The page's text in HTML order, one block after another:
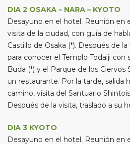
DIA 2 OSAKA – NARA – KYOTO
Desayuno en el hotel. Reunión en
visita de la ciudad, con guía de
Castillo de Osaka (*). Después de la
para conocer el Templo Todaiji
Buda (*) y el Parque de los Ciervos
un restaurante. Por la tarde, salida
camino, visita del Santuario
Después de la visita, traslado a su
DIA 3 KYOTO
Desayuno en el hotel. Reunión en